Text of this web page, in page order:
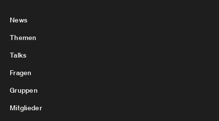
News
Themen
Talks
Fragen
Gruppen
Mitglieder